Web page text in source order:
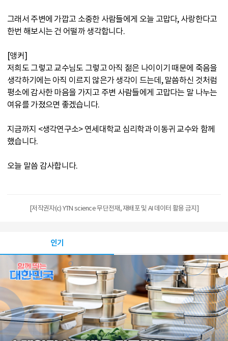
그래서 주변에 가깝고 소중한 사람들에게 오늘 고맙다, 사랑한다고
한번 해보시는 건 어떨까 생각합니다.
[앵커]
저희도 그렇고 교수님도 그렇고 아직 젊은 나이이기 때문에 죽음을
생각하기에는 아직 이르지 않은가 생각이 드는데, 말씀하신 것처럼
평소에 감사한 마음을 가지고 주변 사람들에게 고맙다는 말 나누는
여유를 가졌으면 좋겠습니다.
지금까지 <생각연구소> 연세대학교 심리학과 이동귀 교수와 함께
했습니다.
오늘 말씀 감사합니다.
[저작권자(c) YTN science 무단전재, 재배포 및 AI 데이터 활용 금지]
인기